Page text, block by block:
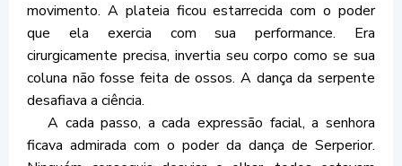
movimento. A plateia ficou estarrecida com o poder
que ela exercia com sua performance. Era
cirurgicamente precisa, invertia seu corpo como se sua
coluna não fosse feita de ossos. A dança da serpente
desafiava a ciência.
A cada passo, a cada expressão facial, a senhora
ficava admirada com o poder da dança de Serperior.